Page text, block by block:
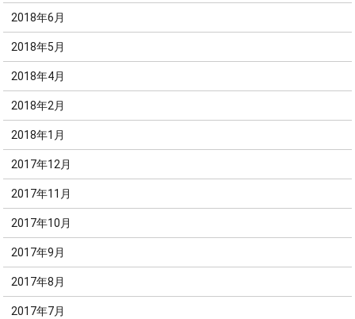
2018年6月
2018年5月
2018年4月
2018年2月
2018年1月
2017年12月
2017年11月
2017年10月
2017年9月
2017年8月
2017年7月